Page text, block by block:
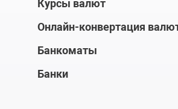
Курсы валют
Онлайн-конвертация
Банкоматы
Банки